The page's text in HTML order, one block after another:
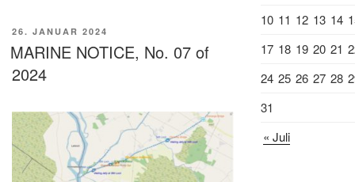
VERÖFFENTLICHT
AM
26. JANUAR 2024
MARINE NOTICE, No. 07 of
2024
10 11 12 13 14
17 18 19 20 21
24 25 26 27 28
31
« Juli